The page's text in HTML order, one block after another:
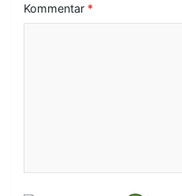
a
Kommentar *